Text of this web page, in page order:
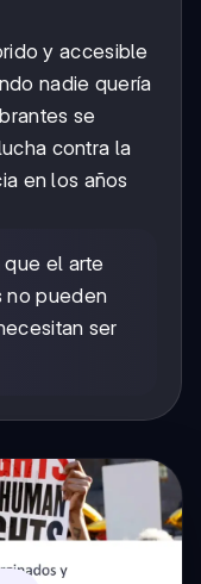
y accesible
nadie quería
se
contra la
en los años
que el arte
no pueden
ser